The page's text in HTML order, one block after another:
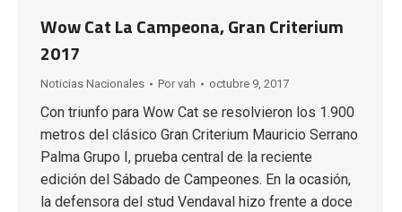
Wow Cat La Campeona, Gran Criterium
2017
Noticias Nacionales Por vah octubre 9, 2017
Con triunfo para Wow Cat se resolvieron los 1.900
metros del clásico Gran Criterium Mauricio Serrano
Palma Grupo I, prueba central de la reciente
edición del Sábado de Campeones. En la ocasión,
la defensora del stud Vendaval hizo frente a doce